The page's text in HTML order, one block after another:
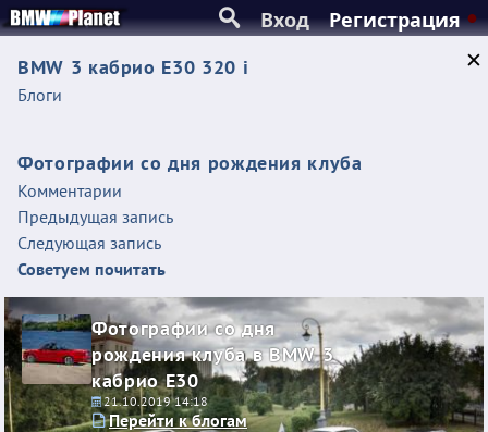
Вход Регистрация
BMW 3 кабрио E30 320 i
Блоги
Фотографии со дня рождения клуба
Комментарии
Предыдущая запись
Следующая запись
Советуем почитать
Фотографии со дня
рождения клуба в BMW 3
кабрио E30
21.10.2019 14:18
Перейти к блогам